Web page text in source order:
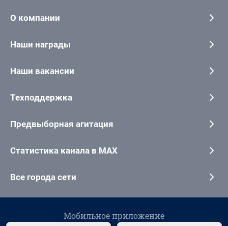
О компании
Наши награды
Наши вакансии
Техподдержка
Предвыборная агитация
Статистика канала в MAX
Все города сети
Мобильное приложение